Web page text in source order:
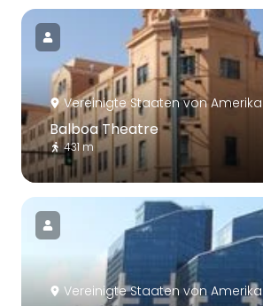
Vereinigte Staaten von Amerika
Balboa Theatre
431 m
Vereinigte Staaten von Amerika